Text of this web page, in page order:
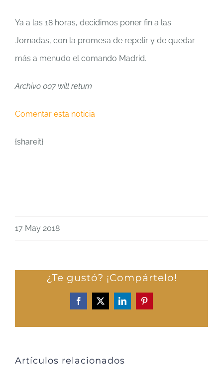
Ya a las 18 horas, decidimos poner fin a las
Jornadas, con la promesa de repetir y de quedar
más a menudo el comando Madrid.
Archivo 007 will return
Comentar esta noticia
{shareit}
17 May 2018
¿Te gustó? ¡Compártelo!
Facebook
X LinkedInPinterest
Artículos relacionados